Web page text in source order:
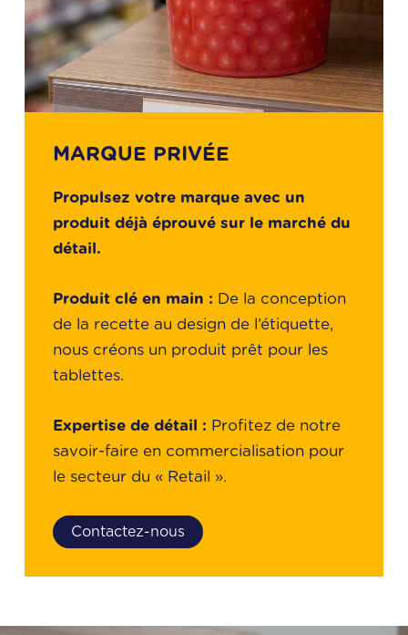
MARQUE PRIVÉE
Propulsez votre marque avec un
produit déjà éprouvé sur le marché du
détail.
Produit clé en main : De la conception
de la recette au design de l’étiquette,
nous créons un produit prêt pour les
tablettes.
Expertise de détail : Profitez de notre
savoir-faire en commercialisation pour
le secteur du « Retail ».
Contactez-nous